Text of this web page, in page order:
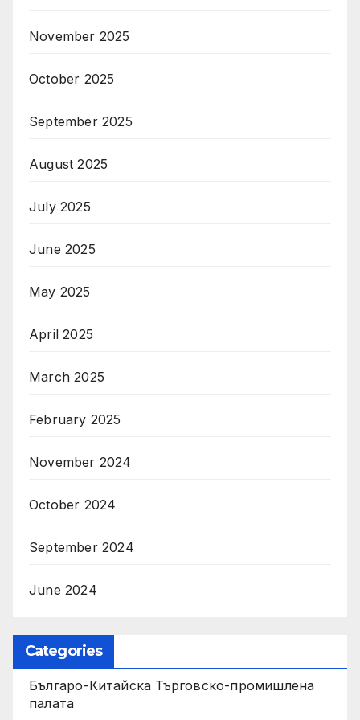
November 2025
October 2025
September 2025
August 2025
July 2025
June 2025
May 2025
April 2025
March 2025
February 2025
November 2024
October 2024
September 2024
June 2024
Categories
Българо-Китайска Търговско-промишлена
палaта